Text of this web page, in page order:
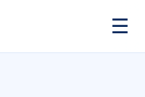
☰